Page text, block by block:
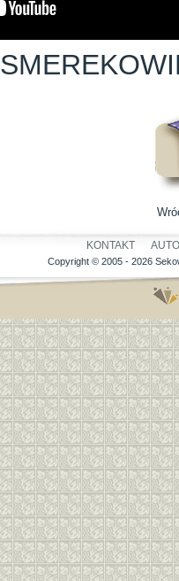
KONTAKT
Copyright © 2005 - 2026